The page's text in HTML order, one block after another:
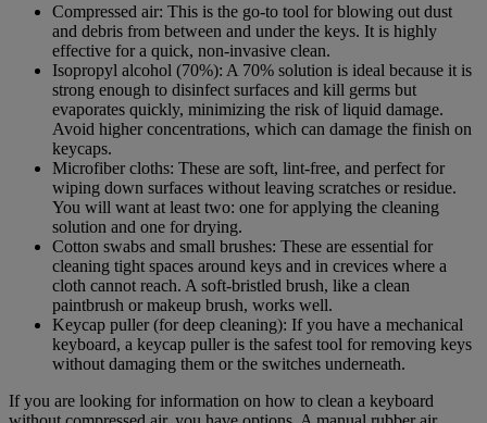
Compressed air: This is the go-to tool for blowing out dust
and debris from between and under the keys. It is highly
effective for a quick, non-invasive clean.
Isopropyl alcohol (70%): A 70% solution is ideal because it is
strong enough to disinfect surfaces and kill germs but
evaporates quickly, minimizing the risk of liquid damage.
Avoid higher concentrations, which can damage the finish on
keycaps.
Microfiber cloths: These are soft, lint-free, and perfect for
wiping down surfaces without leaving scratches or residue.
You will want at least two: one for applying the cleaning
solution and one for drying.
Cotton swabs and small brushes: These are essential for
cleaning tight spaces around keys and in crevices where a
cloth cannot reach. A soft-bristled brush, like a clean
paintbrush or makeup brush, works well.
Keycap puller (for deep cleaning): If you have a mechanical
keyboard, a keycap puller is the safest tool for removing keys
without damaging them or the switches underneath.
If you are looking for information on how to clean a keyboard